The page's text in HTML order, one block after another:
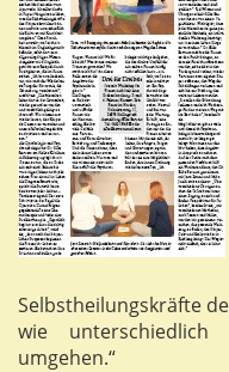
Selbstheilungskräfte
wie
umgehen.“